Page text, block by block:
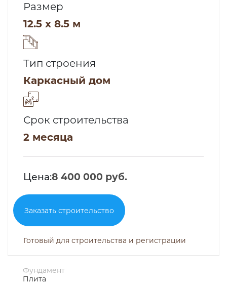
Размер
12.5 x 8.5 м
Тип строения
Каркасный дом
Срок строительства
2 месяца
Цена:8 400 000 руб.
Заказать строительство
Готовый для строительства и регистрации
Фундамент
Плита